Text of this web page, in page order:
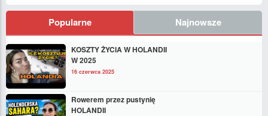
Popularne Najnowsze
KOSZTY ŻYCIA W HOLANDII
W 2025
16 czerwca 2025
Rowerem przez pustynię
HOLANDII